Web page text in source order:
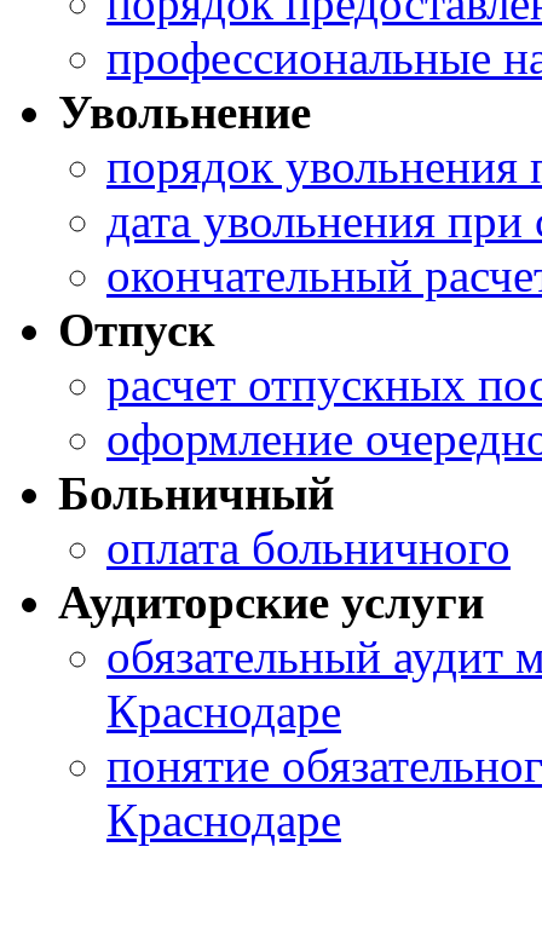
профессиональные
Увольнение
порядок
дата увольнения
окончательный
Отпуск
расчет отпускных
оформление
Больничный
оплата больничного
Аудиторские услуги
обязательный аудит
Краснодаре
понятие
Краснодаре